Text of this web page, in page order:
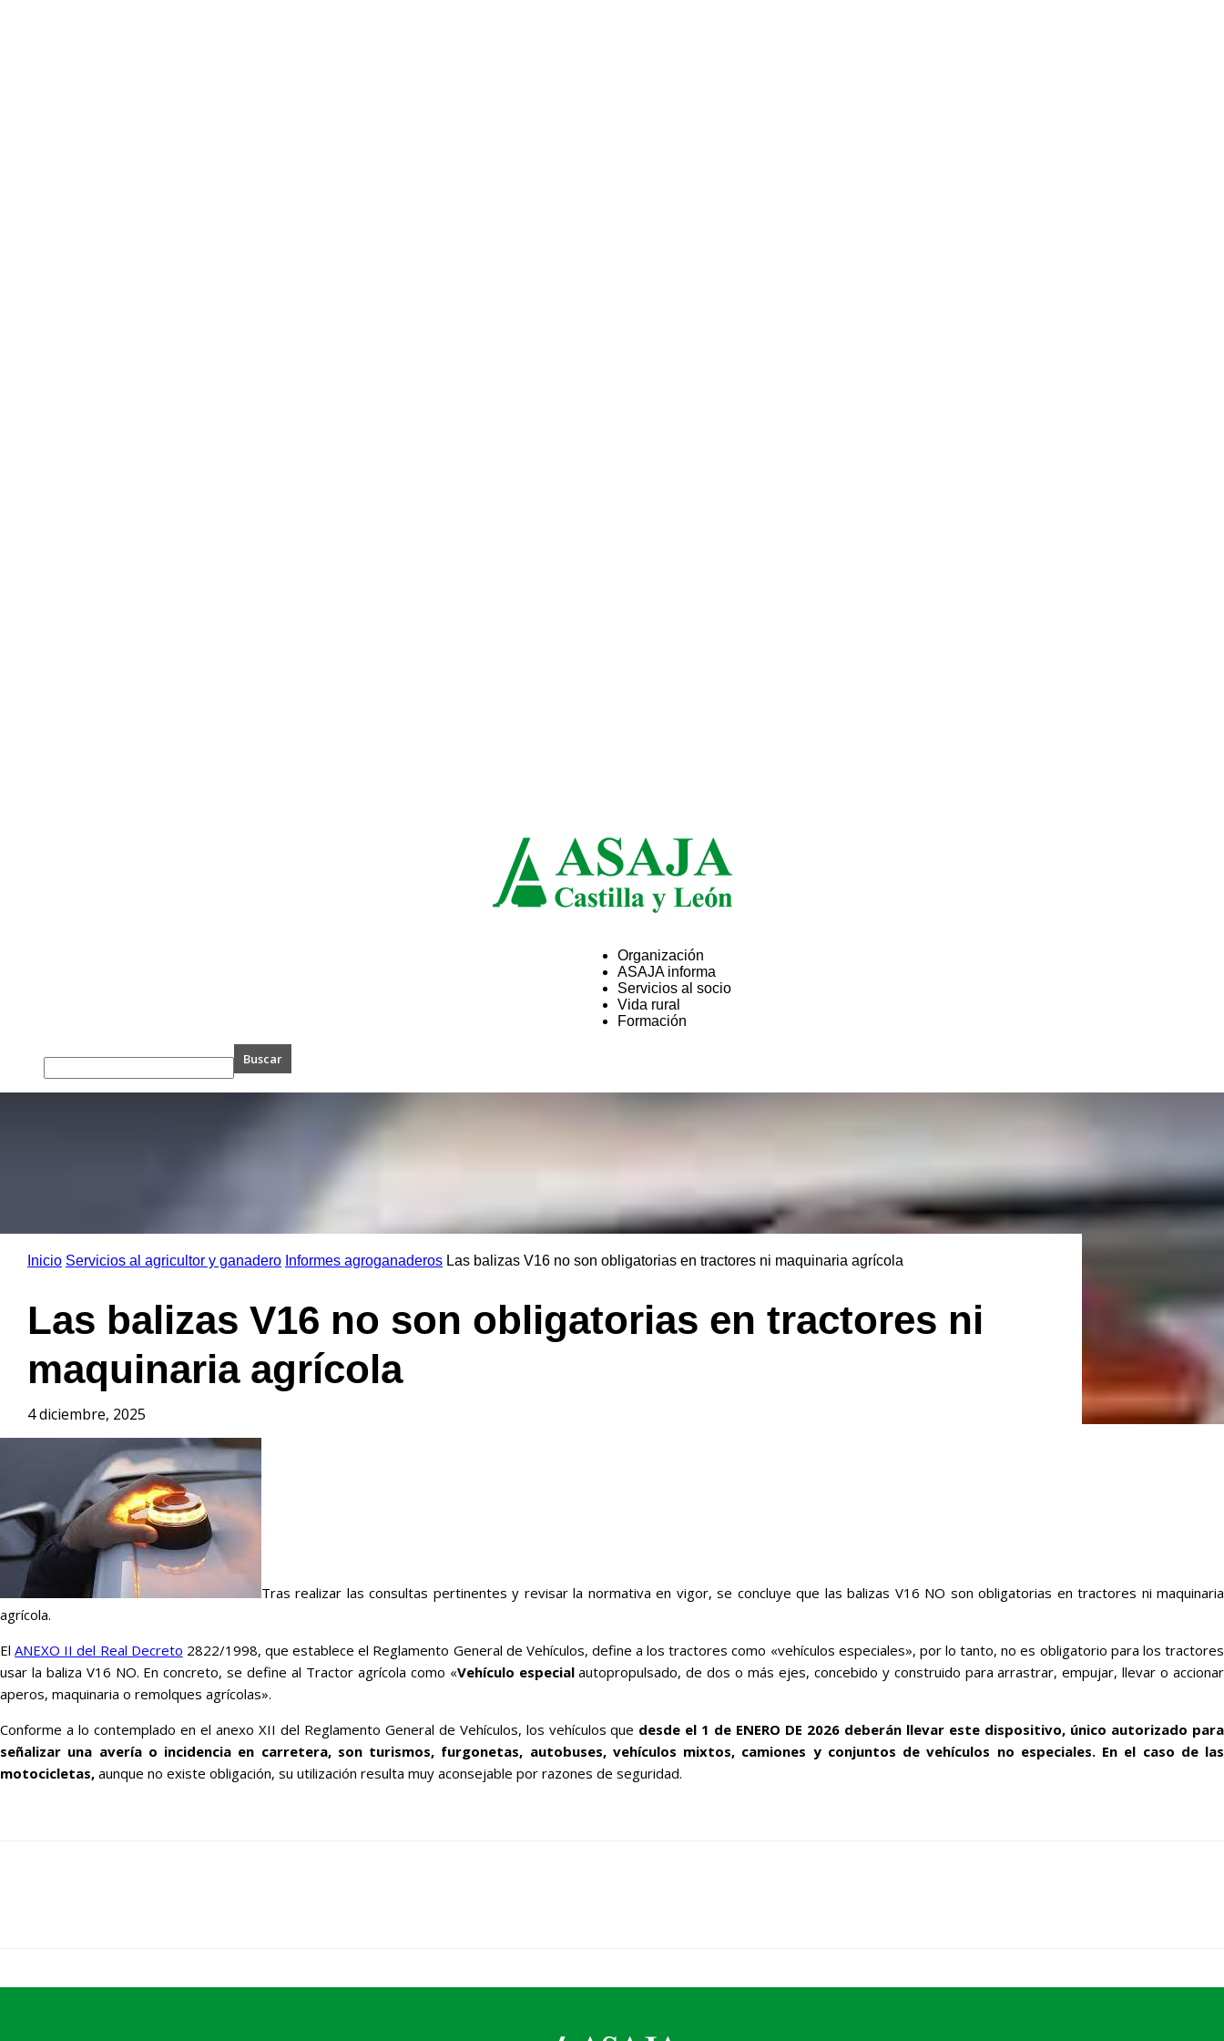
ASAJA
Castilla
y
León
Organización
ASAJA informa
Servicios al socio
Vida rural
Formación
Inicio Servicios al agricultor y ganadero Informes agroganaderos Las balizas V16 no son obligatorias en tractores ni maquinaria agrícola
Las balizas V16 no son obligatorias en tractores ni
maquinaria agrícola
4 diciembre, 2025
Tras realizar las consultas pertinentes y revisar la normativa en vigor, se concluye que las balizas V16 NO son obligatorias en tractores ni maquinaria
agrícola.
ElANEXO II del Real Decreto 2822/1998, que establece el Reglamento General de Vehículos, define a los tractores como «vehículos especiales», por lo tanto, no es obligatorio para los tractores
usar la baliza V16 NO. En concreto, se define al Tractor agrícola como «Vehículo especialautopropulsado, de dos o más ejes, concebido y construido para arrastrar, empujar, llevar o accionar
aperos, maquinaria o remolques agrícolas».
Conforme a lo contemplado en el anexo XII del Reglamento General de Vehículos, los vehículos que desde el 1 de ENERO DE 2026 deberán llevar este dispositivo, único autorizado para
señalizar una avería o incidencia en carretera, son turismos, furgonetas, autobuses, vehículos mixtos, camiones y conjuntos de vehículos no especiales. En el caso de las
motocicletas, aunque no existe obligación, su utilización resulta muy aconsejable por razones de seguridad.